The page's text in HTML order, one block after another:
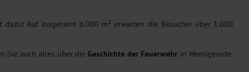
dazu! Auf insgesamt 6.000 m² erwarten die Besucher über 1.000
Sie auch alles über die Geschichte der Feuerwehr in Wernigerode.